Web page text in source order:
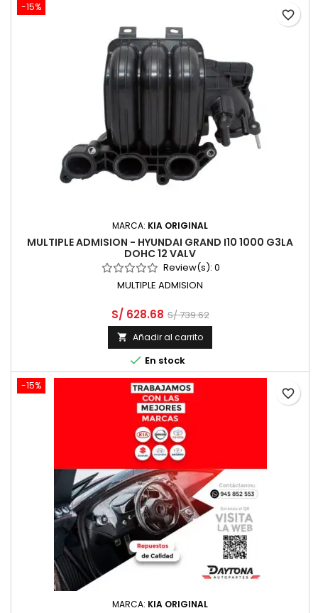
-15%
MARCA: KIA ORIGINAL
MULTIPLE ADMISION - HYUNDAI GRAND I10 1000 G3LA
DOHC 12 VALV
Review(s): 0
MULTIPLE ADMISION
S/ 628.68 S/ 739.62
 Añadir al carrito
 En stock
favorite_border
-15%
MARCA: KIA ORIGINAL
favorite_border